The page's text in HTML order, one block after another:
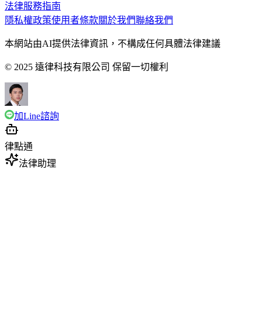
法律服務指南
隱私權政策使用者條款關於我們聯絡我們
本網站由AI提供法律資訊，不構成任何具體法律建議
© 2025 遠律科技有限公司 保留一切權利
加Line諮詢
律點通
法律助理